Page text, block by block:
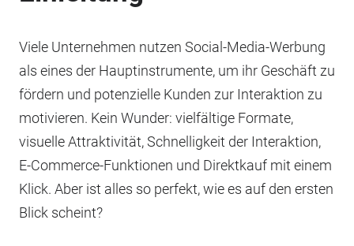
Viele Unternehmen nutzen Social-Media-Werbung
als eines der Hauptinstrumente, um ihr Geschäft zu
fördern und potenzielle Kunden zur Interaktion zu
motivieren. Kein Wunder: vielfältige Formate,
visuelle Attraktivität, Schnelligkeit der Interaktion,
E-Commerce-Funktionen und Direktkauf mit einem
Klick. Aber ist alles so perfekt, wie es auf den ersten
Blick scheint?